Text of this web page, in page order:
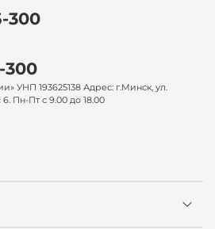
300
300
УНП 193625138 Адрес: г.Минск, ул.
Пн-Пт с 9.00 до 18.00